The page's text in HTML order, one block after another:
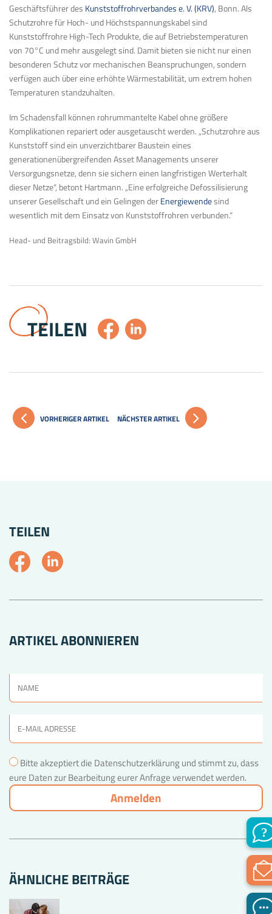
Geschäftsführer des Kunststoffrohrverbandes e. V. (KRV), Bonn. Als
Schutzrohre für Hoch- und Höchstspannungskabel sind
Kunststoffrohre High-Tech Produkte, die auf Betriebstemperaturen
von 70°C und mehr ausgelegt sind. Damit bieten sie nicht nur einen
besonderen Schutz vor mechanischen Beanspruchungen, sondern
verfügen auch über eine erhöhte Wärmestabilität, um extrem hohen
Temperaturen standzuhalten.
Im Schadensfall können rohrummantelte Kabel ohne größere
Komplikationen repariert oder ausgetauscht werden. „Schutzrohre aus
Kunststoff sind ein unverzichtbarer Baustein eines
generationenübergreifenden Asset Managements unserer
Versorgungsnetze, denn sie sichern einen langfristigen Werterhalt
dieser Netze“, betont Hartmann. „Eine erfolgreiche Defossilisierung
unserer Gesellschaft und ein Gelingen derEnergiewendesind
wesentlich mit dem Einsatz von Kunststoffrohren verbunden.“
Head- und Beitragsbild: Wavin GmbH
TEILEN
VORHERIGER ARTIKEL NÄCHSTER ARTIKEL
TEILEN
ARTIKEL ABONNIEREN
Bitte akzeptiert die Datenschutzerklärung und stimmt zu, dass
eure Daten zur Bearbeitung eurer Anfrage verwendet werden.
ÄHNLICHE BEITRÄGE